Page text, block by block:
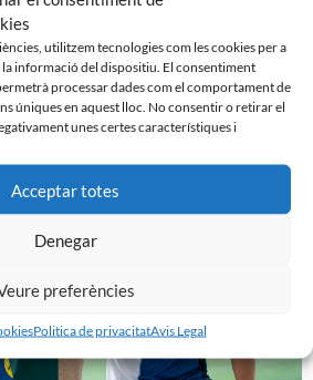
utilitzem tecnologies com les cookies per a
informació del dispositiu. El consentiment
processar dades com el comportament de
úniques en aquest lloc. No consentir o retirar el
unes certes característiques i
Acceptar totes
Denegar
preferències
Politica de privacitatAvis Legal
𝒂𝒏𝒆𝒎 𝒂 𝒑𝒆𝒓 𝒍𝒂 𝒔𝒆𝒈𝒖̈𝒆𝒏𝒕